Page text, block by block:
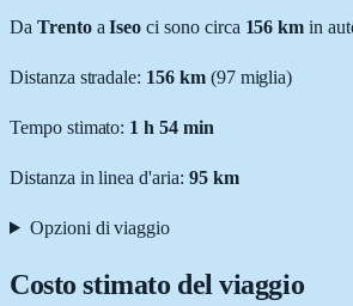
Da TrentoaIseo ci sono circa 156 km in
Distanza stradale: 156km (97miglia)
Tempo stimato: 1 h 54 min
Distanza in linea d'aria: 95km
Opzioni di viaggio
Costo stimato del viaggio